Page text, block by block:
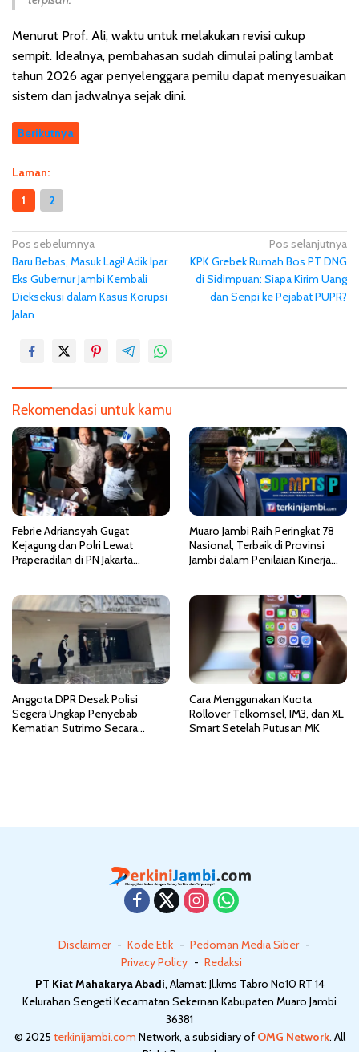
Menurut Prof. Ali, waktu untuk melakukan revisi cukup
sempit. Idealnya, pembahasan sudah dimulai paling lambat
tahun 2026 agar penyelenggara pemilu dapat menyesuaikan
sistem dan jadwalnya sejak dini.
Berikutnya
Laman:
1
2
N
a
v
i
i
p
o
s
Pos sebelumnya
Baru Bebas, Masuk Lagi! Adik Ipar
Eks Gubernur Jambi Kembali
Dieksekusi dalam Kasus Korupsi
Jalan
Pos selanjutnya
KPK Grebek Rumah Bos PT DNG
di Sidimpuan: Siapa Kirim Uang
dan Senpi ke Pejabat PUPR?
Rekomendasi untuk kamu
Febrie Adriansyah Gugat
Kejagung dan Polri Lewat
Praperadilan di PN Jakarta
Muaro Jambi Raih Peringkat 78
Nasional, Terbaik di Provinsi
Jambi dalam Penilaian Kinerja
Anggota DPR Desak Polisi
Segera Ungkap Penyebab
Kematian Sutrimo Secara
Cara Menggunakan Kuota
Rollover Telkomsel, IM3, dan XL
Smart Setelah Putusan MK
Disclaimer Kode Etik
Pedoman Media Siber
Privacy Policy
Redaksi
PT Kiat Mahakarya Abadi, Alamat: Jl.kms Tabro No10 RT 14
Kelurahan Sengeti Kecamatan Sekernan Kabupaten Muaro Jambi
36381
© 2025 terkinijambi.com Network, a subsidiary of OMG Network. All